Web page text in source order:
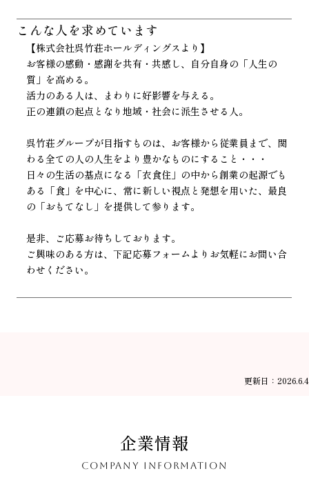
こんな人を求めています
【株式会社呉竹荘ホールディングスより】
お客様の感動・感謝を共有・共感し、自分自身の「人生の
質」を高める。
活力のある人は、まわりに好影響を与える。
正の連鎖の起点となり地域・社会に派生させる人。
呉竹荘グループが目指すものは、お客様から従業員まで、関
わる全ての人の人生をより豊かなものにすること・・・
日々の生活の基点になる「衣食住」の中から創業の起源でも
ある「食」を中心に、常に新しい視点と発想を用いた、最良
の「おもてなし」を提供して参ります。
是非、ご応募お待ちしております。
ご興味のある方は、下記応募フォームよりお気軽にお問い合
わせください。
更新日：2026.6.4
企業情報
COMPANY INFORMATION